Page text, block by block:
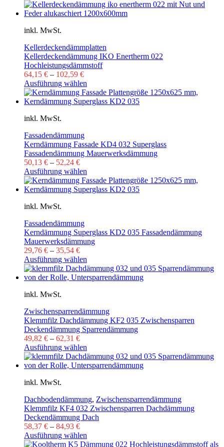
inkl. MwSt.
Kellerdeckendämmplatten
Kellerdeckendämmung IKO Enertherm 022
Hochleistungsdämmstoff
64,15 € – 102,59 €
Ausführung wählen
inkl. MwSt.
Fassadendämmung
Kerndämmung Fassade KD4 032 Superglass
Fassadendämmung Mauerwerksdämmung
50,13 € – 52,24 €
Ausführung wählen
inkl. MwSt.
Fassadendämmung
Kerndämmung Superglass KD2 035 Fassadendämmung
Mauerwerksdämmung
29,76 € – 35,54 €
Ausführung wählen
inkl. MwSt.
Zwischensparrendämmung
Klemmfilz Dachdämmung KF2 035 Zwischensparren
Deckendämmung Sparrendämmung
49,82 € – 62,31 €
Ausführung wählen
inkl. MwSt.
Dachbodendämmung, Zwischensparrendämmung
Klemmfilz KF4 032 Zwischensparren Dachdämmung
Deckendämmung Dach
58,37 € – 84,93 €
Ausführung wählen